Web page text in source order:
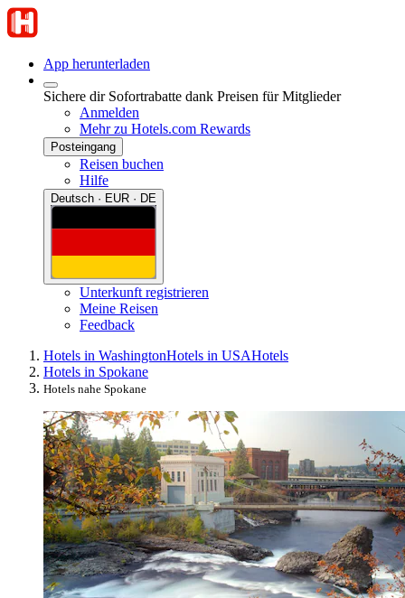
App herunterladen
Sichere dir Sofortrabatte dank Preisen für Mitglieder
Anmelden
Mehr zu Hotels.com Rewards
Posteingang
Reisen buchen
Hilfe
Deutsch · EUR · DE
Unterkunft registrieren
Meine Reisen
Feedback
Hotels in WashingtonHotels in USAHotels
Hotels in Spokane
Hotels nahe Spokane